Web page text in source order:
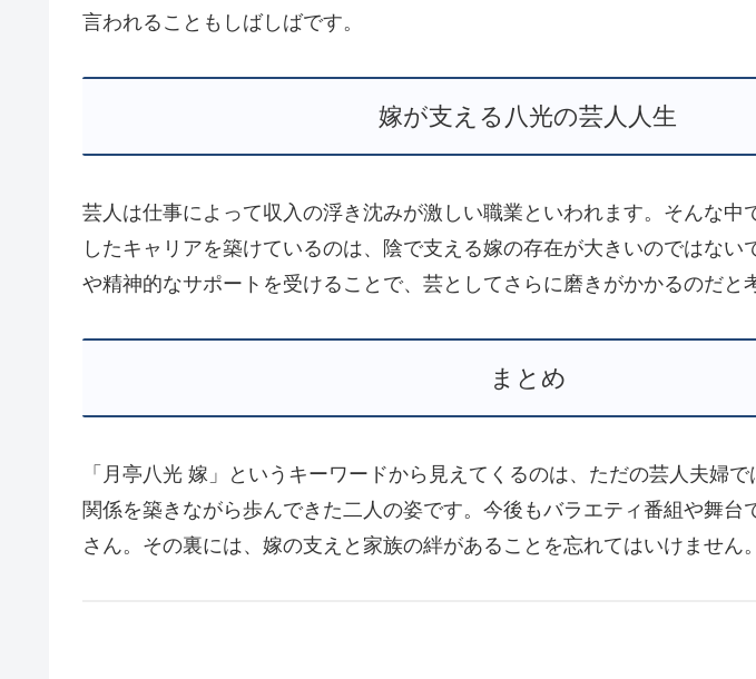
言われることもしばしばです。
嫁が支える八光の芸人人生
芸人は仕事によって収入の浮き沈みが激しい職業といわれます。そんな中
したキャリアを築けているのは、陰で支える嫁の存在が大きいのではない
や精神的なサポートを受けることで、芸としてさらに磨きがかかるのだと
まとめ
「月亭八光 嫁」というキーワードから見えてくるのは、ただの芸人夫婦
関係を築きながら歩んできた二人の姿です。今後もバラエティ番組や舞台
さん。その裏には、嫁の支えと家族の絆があることを忘れてはいけません。